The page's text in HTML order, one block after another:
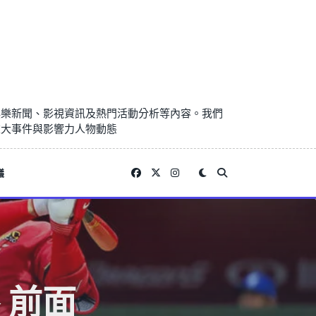
新聞、影視資訊及熱門活動分析等內容。我們
事件與影響力人物動態
面